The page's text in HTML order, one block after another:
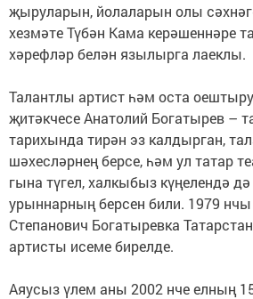
җыруларын, йолаларын олы
хезмәте Түбән Кама керәшеннәре
хәрефләр белән язылырга лаеклы.
Талантлы артист һәм оста
җитәкчесе Анатолий Богатырев –
тарихында тирән эз калдырган,
шәхесләрнең берсе, һәм ул татар
гына түгел, халкыбыз күңелендә
урыннарның берсен били. 1979
Степанович Богатыревка
артисты исеме бирелде.
Аяусыз үлем аны 2002 нче елның